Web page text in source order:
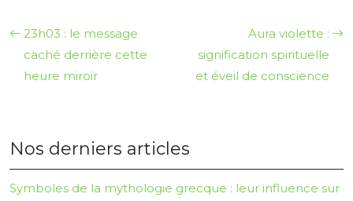
23h03 : le message
caché derrière cette
heure miroir
Aura violette :
signification spirituelle
et éveil de conscience
Nos derniers articles
Symboles de la mythologie grecque : leur influence sur